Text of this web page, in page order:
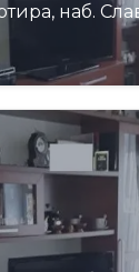
наб.